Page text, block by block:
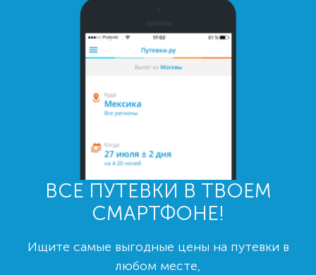
ВСЕ ПУТЕВКИ В ТВОЕМ
СМАРТФОНЕ!
Ищите самые выгодные цены на путевки в
любом месте,